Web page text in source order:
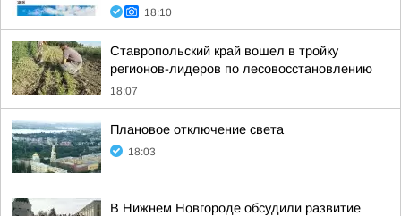
18:10
Ставропольский край вошел в тройку
регионов-лидеров по лесовосстановлению
18:07
Плановое отключение света
18:03
В Нижнем Новгороде обсудили развитие